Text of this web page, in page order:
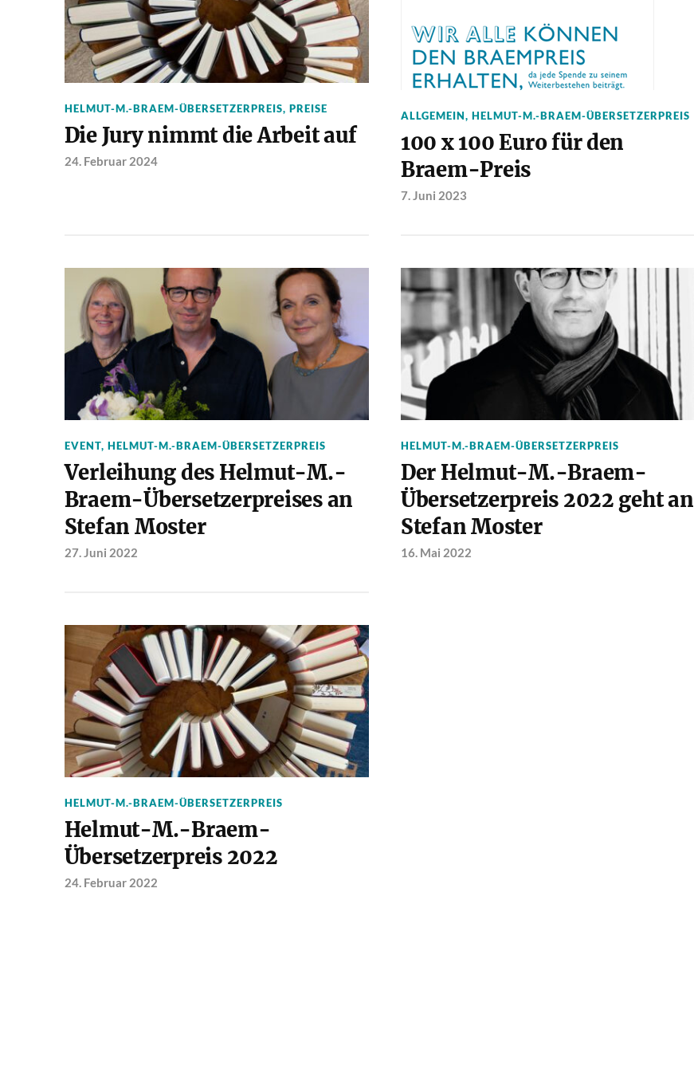
HELMUT-M.-BRAEM-ÜBERSETZERPREIS, PREISE
Die Jury nimmt die Arbeit auf
24. Februar 2024
ALLGEMEIN, HELMUT-M.-BRAEM-ÜBERSETZERPREIS
100 x 100 Euro für den
Braem-Preis
7. Juni 2023
EVENT, HELMUT-M.-BRAEM-ÜBERSETZERPREIS
Verleihung des Helmut-M.-
Braem-Übersetzerpreises an
Stefan Moster
27. Juni 2022
HELMUT-M.-BRAEM-ÜBERSETZERPREIS
Der Helmut-M.-Braem-
Übersetzerpreis 2022 geht an
Stefan Moster
16. Mai 2022
HELMUT-M.-BRAEM-ÜBERSETZERPREIS
Helmut-M.-Braem-
Übersetzerpreis 2022
24. Februar 2022